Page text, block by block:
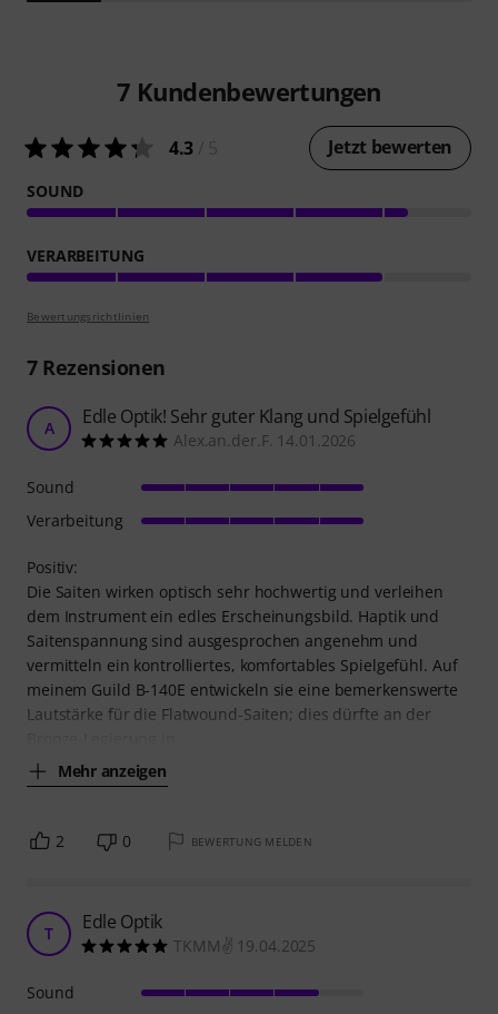
7 Kundenbewertungen
4.3 Jetzt bewerten
SOUND
VERARBEITUNG
Bewertungsrichtlinien
7Rezensionen
A Edle Optik! Sehr guter Klang und Spielgefühl
Alex.an.der.F. 14.01.2026
Positiv:
Die Saiten wirken optisch sehr hochwertig und verleihen
dem Instrument ein edles Erscheinungsbild. Haptik und
Saitenspannung sind ausgesprochen angenehm und
vermitteln ein kontrolliertes, komfortables Spielgefühl. Auf
meinem Guild B-140E entwickeln sie eine bemerkenswerte
Lautstärke für die Flatwound-Saiten; dies dürfte an der
Mehr anzeigen
Sound
Verarbeitung
2 0 BEWERTUNG MELDEN
T Edle Optik
TKMM✌️ 19.04.2025
Sound